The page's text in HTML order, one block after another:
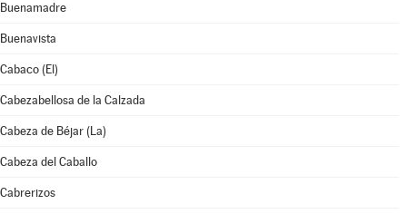
Buenamadre
Buenavista
Cabaco (El)
Cabezabellosa de la Calzada
Cabeza de Béjar (La)
Cabeza del Caballo
Cabrerizos